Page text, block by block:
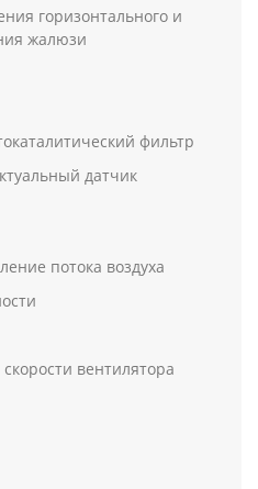
горизонтального и
жалюзи
фильтр
датчик
потока воздуха
вентилятора